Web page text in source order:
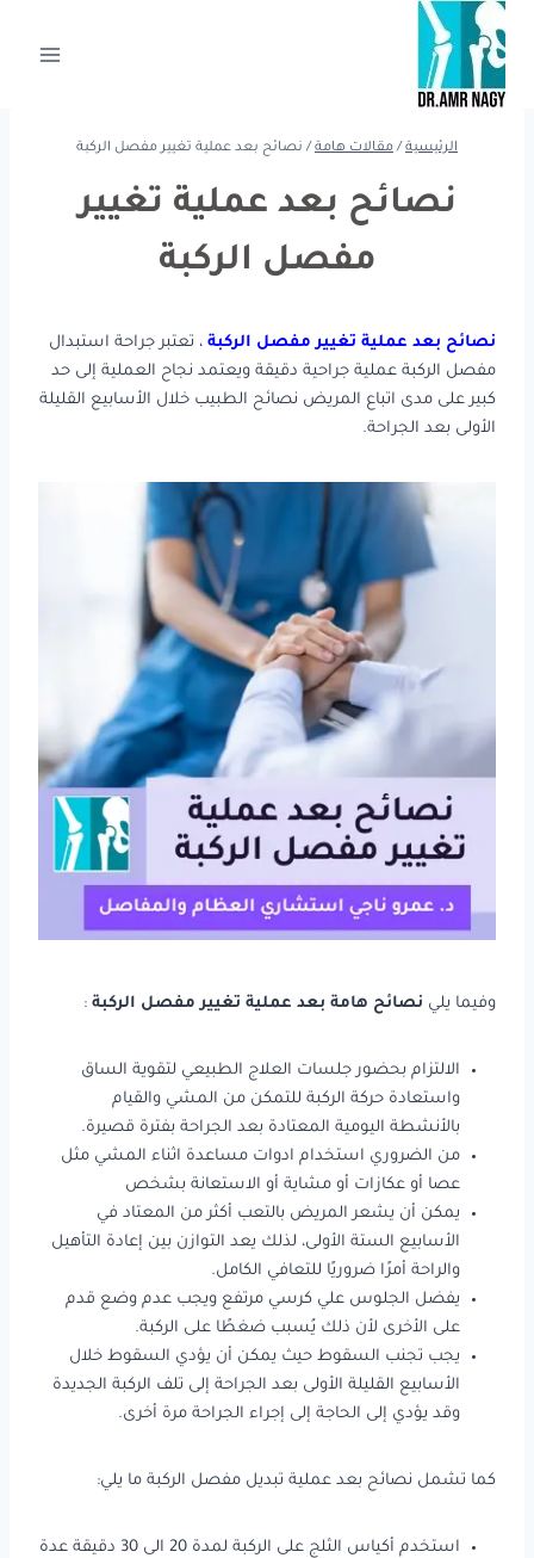
التجاوز
المحتوى
الرئيسية / مقالات هامة / نصائح بعد عملية تغيير مفصل الركبة
نصائح بعد عملية تغيير
مفصل الركبة
نصائح بعد عملية تغيير مفصل الركبة ، تعتبر جراحة استبدال
مفصل الركبة عملية جراحية دقيقة ويعتمد نجاح العملية إلى حد
كبير على مدى اتباع المريض نصائح الطبيب خلال الأسابيع القليلة
الأولى بعد الجراحة.
وفيما يلي نصائح هامة بعد عملية تغيير مفصل الركبة :
الالتزام بحضور جلسات العلاج الطبيعي لتقوية الساق
واستعادة حركة الركبة للتمكن من المشي والقيام
بالأنشطة اليومية المعتادة بعد الجراحة بفترة قصيرة.
من الضروري استخدام ادوات مساعدة اثناء المشي مثل
عصا أو عكازات أو مشاية أو الاستعانة بشخص
يمكن أن يشعر المريض بالتعب أكثر من المعتاد في
الأسابيع الستة الأولى، لذلك يعد التوازن بين إعادة التأهيل
والراحة أمرًا ضروريًا للتعافي الكامل.
يفضل الجلوس علي كرسي مرتفع ويجب عدم وضع قدم
على الأخرى لأن ذلك يُسبب ضغطًا على الركبة.
يجب تجنب السقوط حيث يمكن أن يؤدي السقوط خلال
الأسابيع القليلة الأولى بعد الجراحة إلى تلف الركبة الجديدة
وقد يؤدي إلى الحاجة إلى إجراء الجراحة مرة أخرى.
كما تشمل نصائح بعد عملية تبديل مفصل الركبة ما يلي:
استخدم أكياس الثلج على الركبة لمدة 20 الى 30 دقيقة عدة